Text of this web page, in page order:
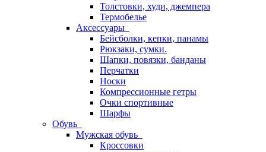
Толстовки, худи, джемпера
Термобелье
Аксессуары
Бейсболки, кепки, панамы
Рюкзаки, сумки.
Шапки, повязки, банданы
Перчатки
Носки
Компрессионные гетры
Очки спортивные
Шарфы
Обувь
Мужская обувь
Кроссовки